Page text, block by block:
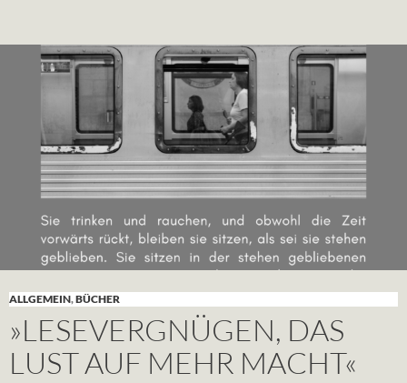
ALLGEMEIN,BÜCHER
»LESEVERGNÜGEN, DAS
LUST AUF MEHR MACHT«